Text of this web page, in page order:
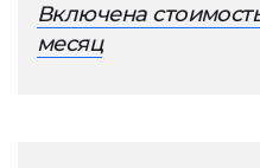
Включена
месяц